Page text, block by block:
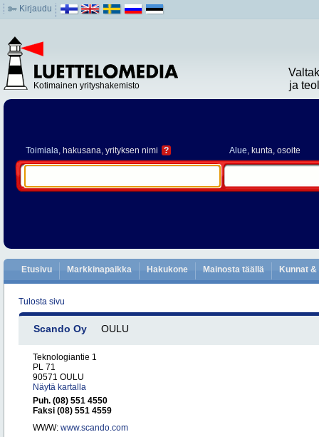
Kirjaudu
Kotimainen yrityshakemisto
ja
Toimiala, hakusana, yrityksen nimi ? Alue, kunta, osoite
Etusivu Markkinapaikka Hakukone Mainosta täällä Kunnat
Tulosta sivu
Scando Oy OULU
Teknologiantie 1
PL 71
90571 OULU
Näytä kartalla
Puh. (08) 551 4550
Faksi (08) 551 4559
WWW: www.scando.com